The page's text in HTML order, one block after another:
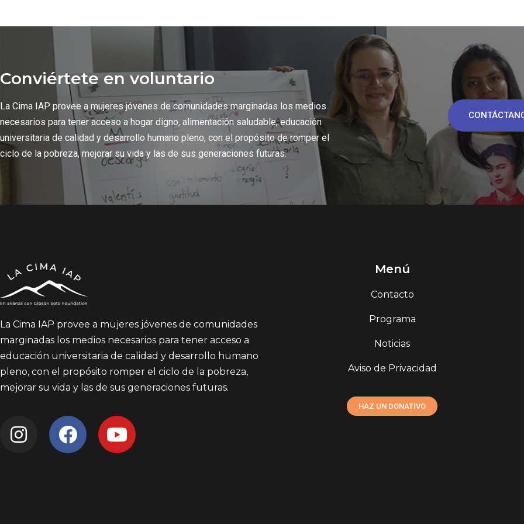
Conviértete en voluntario
La Cima IAP provee a mujeres jóvenes de comunidades marginadas los medios
necesarios para tener acceso a hogar digno, alimentación saludable, educación
universitaria de calidad y desarrollo humano pleno, con el propósito de romper el
ciclo de la pobreza, mejorar su vida y las de sus generaciones futuras.
La Cima IAP provee a mujeres jóvenes de comunidades
marginadas los medios necesarios para tener acceso a
educación universitaria de calidad y desarrollo humano
pleno, con el propósito romper el ciclo de la pobreza,
mejorar su vida y las de sus generaciones futuras.
Menú
Contacto
Programa
Noticias
Aviso de Privacidad
HAZ UN DONATIVO